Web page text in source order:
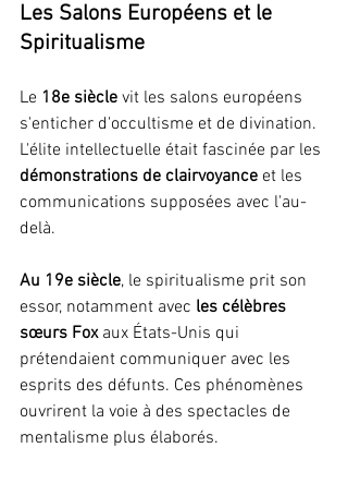
Les Salons Européens et le
Spiritualisme
Le 18e siècle vit les salons européens
s'enticher d'occultisme et de divination.
L'élite intellectuelle était fascinée par les
démonstrations de clairvoyance et les
communications supposées avec l'au-
delà.
Au 19e siècle, le spiritualisme prit son
essor, notamment avec les célèbres
sœurs Fox aux États-Unis qui
prétendaient communiquer avec les
esprits des défunts. Ces phénomènes
ouvrirent la voie à des spectacles de
mentalisme plus élaborés.